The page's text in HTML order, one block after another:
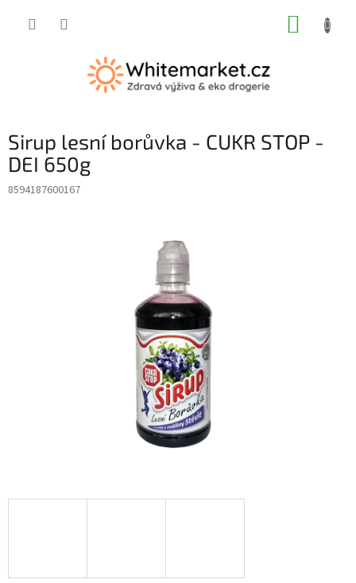
Sirup lesní borůvka - CUKR STOP -
DEI 650g
8594187600167